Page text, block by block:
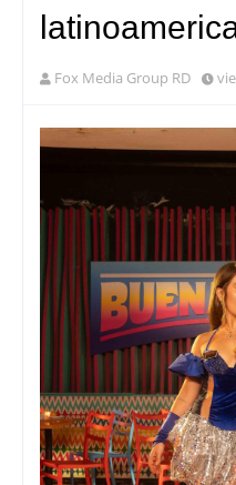
Fox Media Group RD